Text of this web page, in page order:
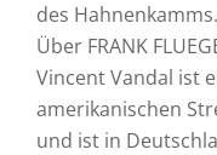
des Hahnenkamms.
Über FRANK
Vincent Vandal ist
amerikanischen
und ist in